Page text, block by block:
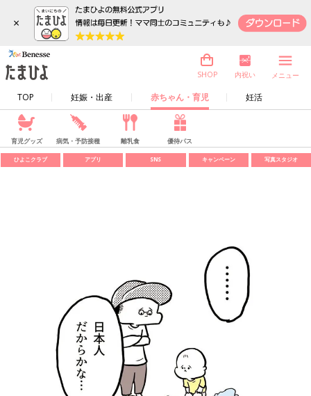
×
TOP 妊娠・出産 赤ちゃん・育児 妊活
SHOP 内祝い メニュー
育児グッズ 病気・予防接種 離乳食 優待パス
ひよこクラブ アプリ SNS キャンペーン 写真スタジオ